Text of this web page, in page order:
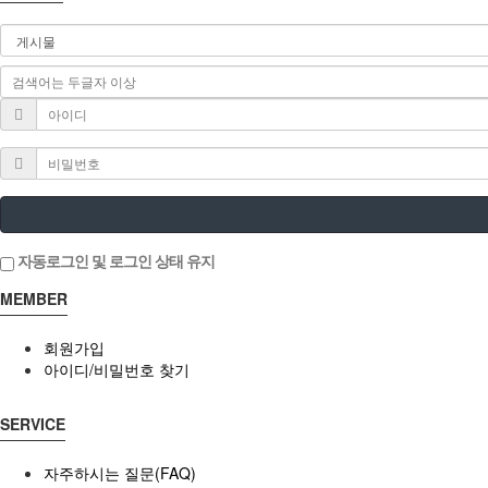
자동로그인 및 로그인 상태 유지
MEMBER
회원가입
아이디/비밀번호 찾기
SERVICE
자주하시는 질문(FAQ)